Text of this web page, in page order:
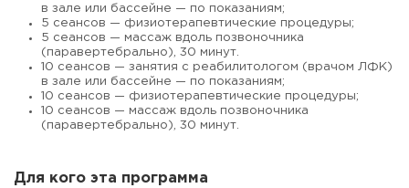
в зале или бассейне — по показаниям;
5 сеансов — физиотерапевтические процедуры;
5 сеансов — массаж вдоль позвоночника
(паравертебрально), 30 минут.
10 сеансов — занятия с реабилитологом (врачом ЛФК)
в зале или бассейне — по показаниям;
10 сеансов — физиотерапевтические процедуры;
10 сеансов — массаж вдоль позвоночника
(паравертебрально), 30 минут.
Для кого эта программа